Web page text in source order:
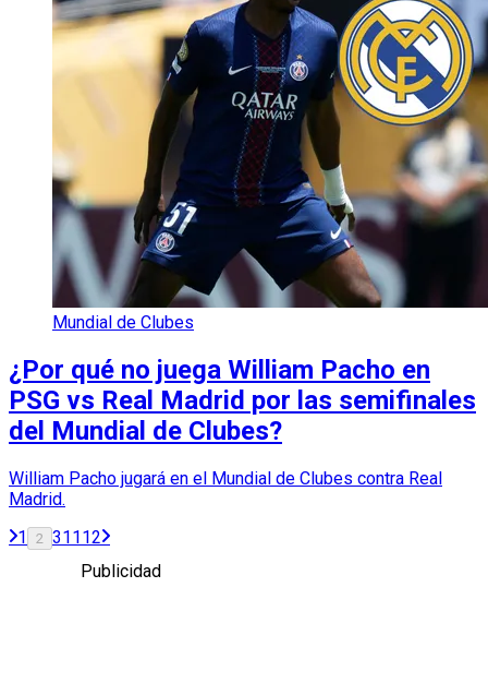
Mundial de Clubes
¿Por qué no juega William Pacho en
PSG vs Real Madrid por las semifinales
del Mundial de Clubes?
William Pacho jugará en el Mundial de Clubes contra Real
Madrid.
1
2 31112
Publicidad